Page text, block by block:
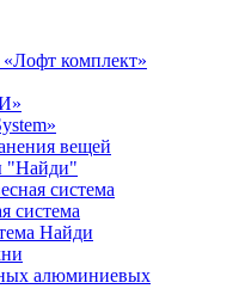
«Лофт комплект»
вещей
"Найди"
система
система
Найди
алюминиевых